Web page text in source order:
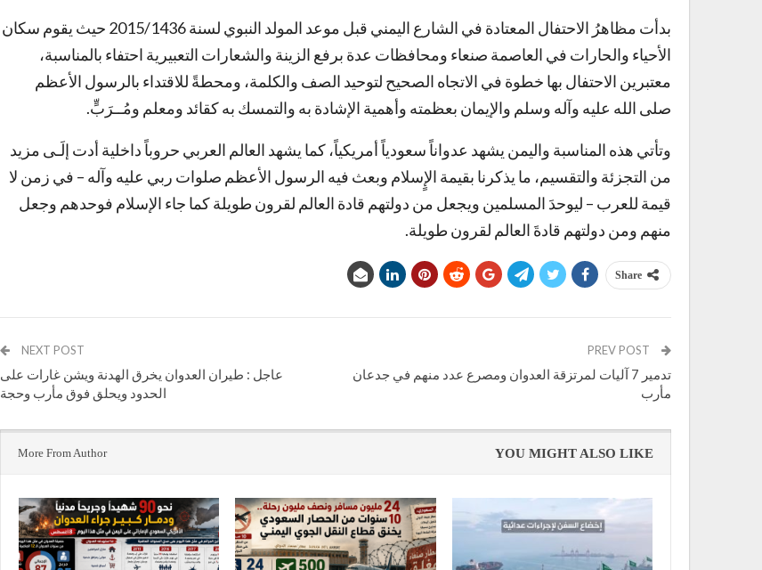
بدأت مظاهرُ الاحتفال المعتادة في الشارع اليمني قبل موعد المولد النبوي لسنة 2015/1436 حيث يقوم سكان
الأحياء والحارات في العاصمة صنعاء ومحافظات عدة برفع الزينة والشعارات التعبيرية احتفاء بالمناسبة،
معتبرين الاحتفال بها خطوة في الاتجاه الصحيح لتوحيد الصف والكلمة، ومحطةً للاقتداء بالرسول الأعظم
صلى الله عليه وآله وسلم والإيمان بعظمته وأهمية الإشادة به والتمسك به كقائد ومعلم ومُــرَبٍّ.
وتأتي هذه المناسبة واليمن يشهد عدواناً سعودياً أمريكياً، كما يشهد العالم العربي حروباً داخلية أدت إلَـى مزيد
من التجزئة والتقسيم، ما يذكرنا بقيمة الإٍسلام وبعث فيه الرسول الأعظم صلوات ربي عليه وآله – في زمن لا
قيمة للعرب – ليوحدَ المسلمين ويجعل من دولتهم قادة العالم لقرون طويلة كما جاء الإسلام فوحدهم وجعل
منهم ومن دولتهم قادةَ العالم لقرون طويلة.
Share
تدمير 7 آليات لمرتزقة العدوان ومصرع عدد منهم في جدعان
مأرب
NEXT POST
عاجل : طيران العدوان يخرق الهدنة ويشن غارات على
الحدود ويحلق فوق مأرب وحجة
YOU MIGHT ALSO LIKE
More From Author